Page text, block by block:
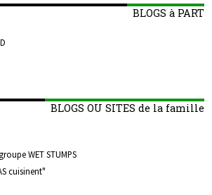
BLOGS à PART
BLOGS OU SITES de la famille
WET STUMPS
cuisinent"